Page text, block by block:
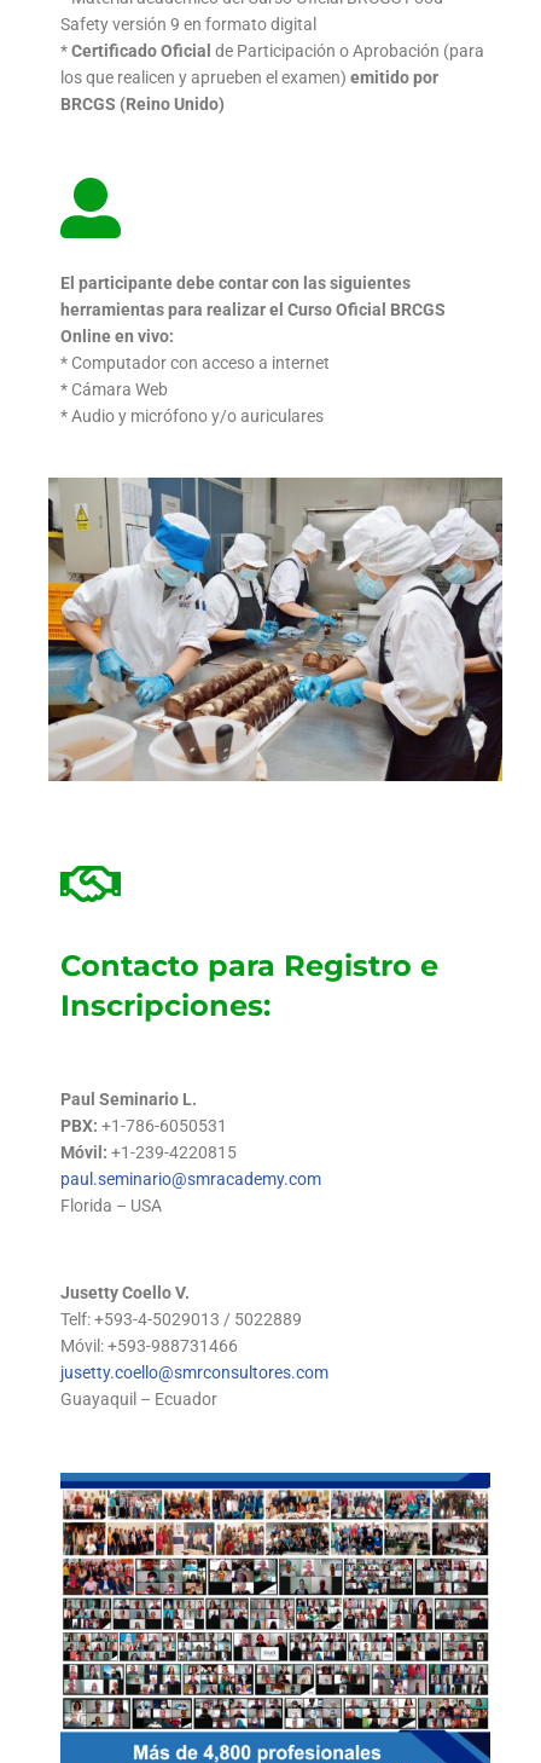
Safety versión 9 en formato digital
*Certificado Oficial de Participación o Aprobación (para
los que realicen y aprueben el examen) emitido por
BRCGS (Reino Unido)
El participante debe contar con las siguientes
herramientaspara realizar el Curso Oficial BRCGS
Online en vivo:
* Computador con acceso a internet
* Cámara Web
* Audio y micrófono y/o auriculares
Contacto para Registro e
Inscripciones:
Paul Seminario L.
PBX: +1-786-6050531
Móvil: +1-239-4220815
paul.seminario@smracademy.com
Florida – USA
Jusetty Coello V.
Telf: +593-4-5029013 / 5022889
Móvil: +593-988731466
jusetty.coello@smrconsultores.com
Guayaquil – Ecuador